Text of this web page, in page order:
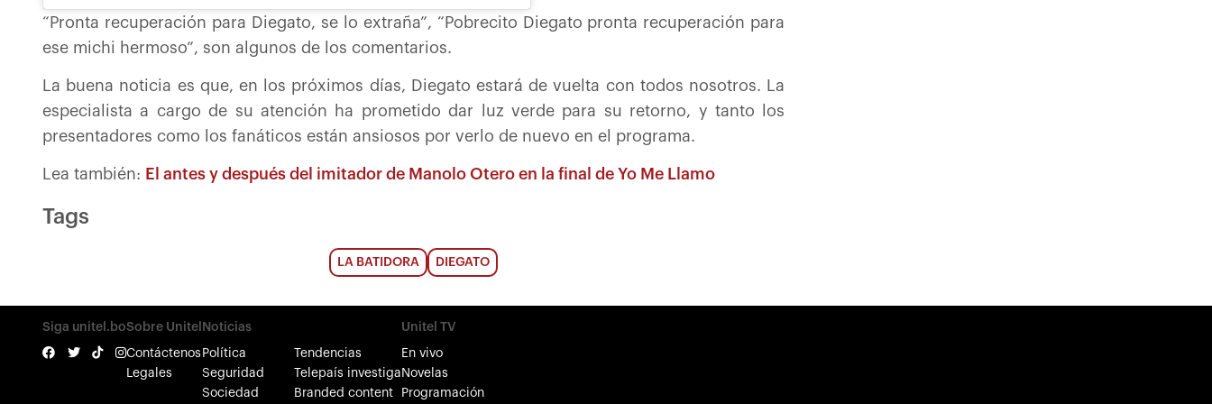
“Pronta recuperación para Diegato, se lo extraña”, “Pobrecito Diegato pronta recuperación para
ese michi hermoso”, son algunos de los comentarios.
La buena noticia es que, en los próximos días, Diegato estará de vuelta con todos nosotros. La
especialista a cargo de su atención ha prometido dar luz verde para su retorno, y tanto los
presentadores como los fanáticos están ansiosos por verlo de nuevo en el programa.
Lea también: El antes y después del imitador de Manolo Otero en la final de Yo Me Llamo
Tags
LA BATIDORA DIEGATO
Siga unitel.boSobre Unitel
Contáctenos
Legales
Noticias
Política
Seguridad
Sociedad
Tendencias
Telepaís investiga
Branded content
Unitel TV
En vivo
Novelas
Programación